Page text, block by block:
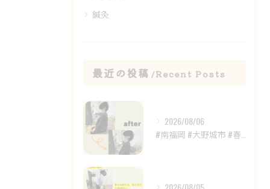
鍼灸
最近の投稿 Recent Posts
2026/08/06